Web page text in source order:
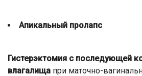
Апикальный пролапс
Гистерэктомия с последующей
влагалища при маточно-